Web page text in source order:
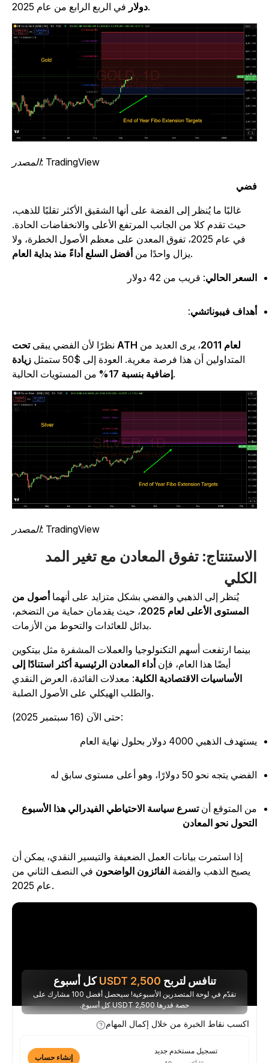
دولار
المصدر: TradingView
غالبًا ما يُنظر إلى الفضة على أنها الشقيق الأكثر تقلبًا للذهب،
حيث تقدم كلا من الجانب المرتفع الأعلى والانخفاضات الحادة.
في عام 2025، تفوق المعدن على معظم الأصول الخطرة، ولا
يزال واحدًا من أفضل السلع أداءً منذ بداية العام
الحالي: قريب من 42 دولار
فيبوناتشي:
نظرًا لأن الفضي يبقى تحت ATH لعام 2011
، يرى العديد من
المتداولين أن هذا فرصة مغرية. العودة إلى $50 ستمثل
زيادة
إضافية بنسبة 17%
المصدر: TradingView
تفوق المعادن مع تغير المد
يُنظر إلى الذهبي والفضي بشكل متزايد على أنهماأصول من
المستوى الأعلى لعام 2025
، حيث يقدمان حماية من التضخم،
بينما ارتفعت أسهم التكنولوجيا والعملات المشفرة مثل بيتكوين
أيضًا هذا العام، فإنأداء المعادن الرئيسية أكثر استنادًا إلى
الأساسيات الاقتصادية الكلية: معدلات الفائدة، العرض النقدي
الذهبي 4000 دولار بحلول نهاية العام
يتجه نحو 50 دولارًا، وهو أعلى مستوى سابق له
المتوقع أن تسرع سياسة الاحتياطي الفيدرالي هذا الأسبوع
نحو المعادن
إذا استمرت بيانات العمل الضعيفة والتيسير النقدي، يمكن أن
يصبح الذهب والفضةالفائزون الواضحونفي النصف الثاني من
تنافس لتربح 2,500
USDTكل أسبوع
تقدّم في لوحة المتصدرين الأسبوعية! سيحصل أفضل 100 مشارك على
حصة قدرها 2,500 USDT كل أسبوع.
اكسب نقاط الخبرة من خلال إكمال المهام
تسجيل مستخدم جديد
إنشاء حساب